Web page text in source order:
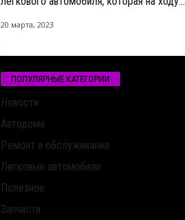
20 марта, 2023
ПОПУЛЯРНЫЕ КАТЕГОРИИ
Новости
Автодома
Ремонт и обслуживание
Легковые автомобили
Полезное
Запчасти